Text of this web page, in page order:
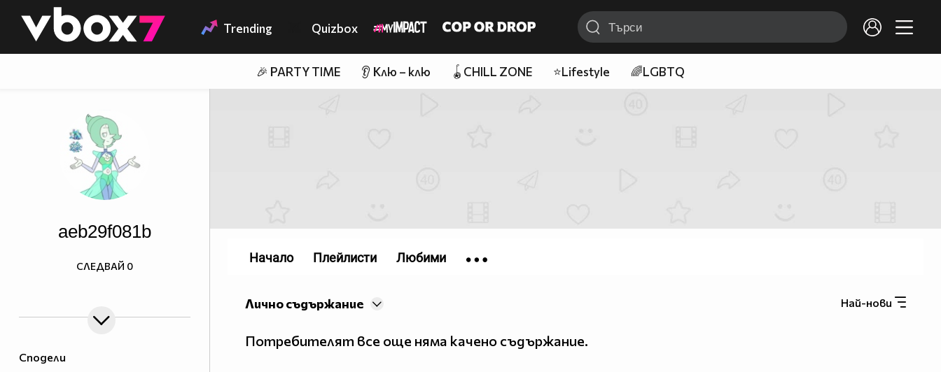
👾 Trending Quizbox
🎉 PARTY TIME 👂 Клю – клю 🪀CHILL ZONE ⭐Lifestyle 🌈LGBTQ
Сподели
aeb29f081b
СЛЕДВАЙ 0
Най-нови
Лично съдържание
Потребителят все още няма качено съдържание.
Начало Плейлисти Любими